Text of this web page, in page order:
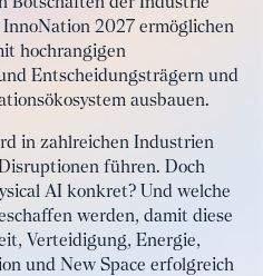
2027 ermöglichen
hochrangigen
Entscheidungsträgern und
ausbauen.
in zahlreichen Industrien
führen. Doch
AI konkret? Und welche
werden, damit diese
Verteidigung, Energie,
und New Space erfolgreich